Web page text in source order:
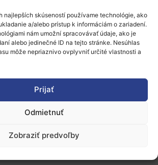
najlepších skúseností používame technológie, ako
a/alebo prístup k informáciám o zariadení.
nám umožní spracovávať údaje, ako je
alebo jedinečné ID na tejto stránke. Nesúhlas
môže nepriaznivo ovplyvniť určité vlastnosti a
Prijať
Odmietnuť
Zobraziť predvoľby
a podpora
Stáže a pobyty
osobných údajov
II je spolufinancovaný Európskou
Programu Slovensko. Portál